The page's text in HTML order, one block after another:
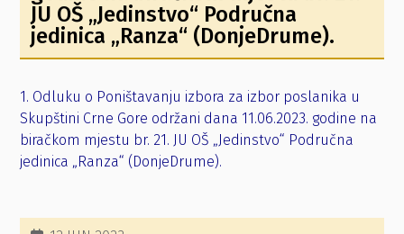
JU OŠ „Jedinstvo“ Područna
jedinica „Ranza“ (DonjeDrume).
1. Odluku o Poništavanju izbora za izbor poslanika u
Skupštini Crne Gore održani dana 11.06.2023. godine na
biračkom mjestu br. 21. JU OŠ „Jedinstvo“ Područna
jedinica „Ranza“ (DonjeDrume).